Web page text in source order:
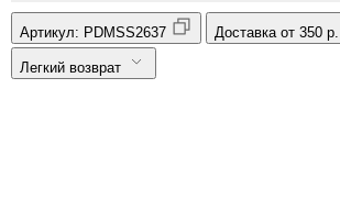
Артикул: PDMSS2637 Доставка от 350 р.
Легкий возврат